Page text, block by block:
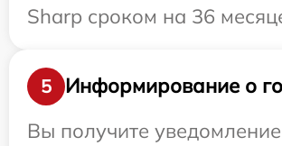
Sharp сроком на 36
5
Информирование о
Вы получите